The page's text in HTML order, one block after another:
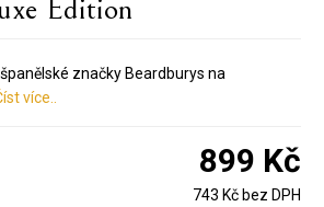
Edition
značky Beardburys na
více..
899 Kč
743 Kč bez DPH